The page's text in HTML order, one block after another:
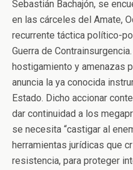
Sebastián Bachajón, se
en las cárceles del Amate,
recurrente táctica político-
Guerra de
hostigamiento y amenazas
anuncia la ya conocida
Estado. Dicho accionar
dar continuidad a los
se necesita “castigar al
herramientas jurídicas que
resistencia, para proteger